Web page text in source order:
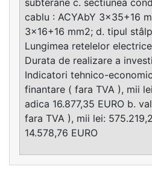
cablu : ACYAbY 3x35+16
3x16+16 mm2; d. tipul
Lungimea retelelor
Durata de realizare a
Indicatori tehnico-
finantare ( fara TVA ), mii
adica 16.877,35 EURO b.
fara TVA ), mii lei:
14.578,76 EURO